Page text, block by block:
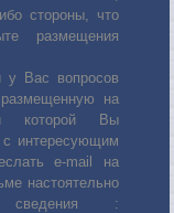
стороны, что
размещения
у Вас вопросов
на
которой Вы
интересующим
е-mail на
настоятельно
сведения :